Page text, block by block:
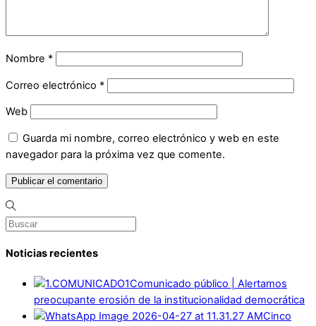
Nombre *
Correo electrónico *
Web
Guarda mi nombre, correo electrónico y web en este
navegador para la próxima vez que comente.
Noticias recientes
Comunicado público | Alertamos
preocupante erosión de la institucionalidad democrática
Cinco